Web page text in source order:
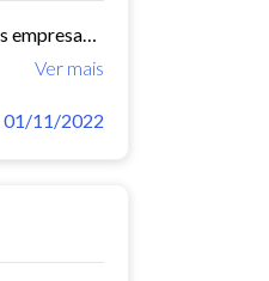
Este conjunto de dados contém informações da frota de ônibus (Placa, Chassi, Ano de fabricação, ...) das empresas de Transporte Público Municipal. Mês de referência: 02/2015.
Ver mais
01/11/2022